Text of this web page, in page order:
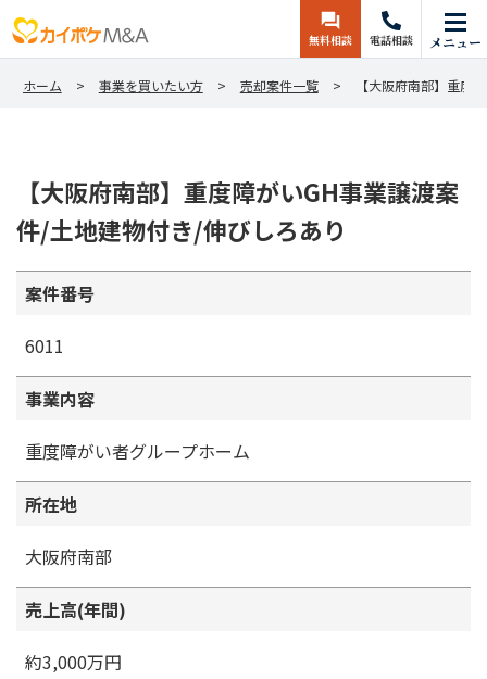
無料相談 電話相談 メニュー
ホーム 事業を買いたい方 売却案件一覧 【大阪府南部】重度
【大阪府南部】重度障がいGH事業譲渡案
件/土地建物付き/伸びしろあり
案件番号
6011
事業内容
重度障がい者グループホーム
所在地
大阪府南部
売上高(年間)
約3,000万円